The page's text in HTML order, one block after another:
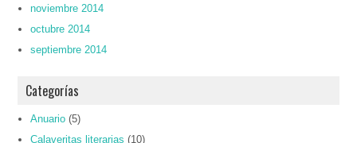
noviembre 2014
octubre 2014
septiembre 2014
Categorías
Anuario (5)
Calaveritas literarias (10)